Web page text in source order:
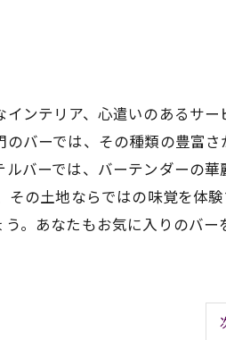
ンテリア、心遣いのあるサー
バーでは、その種類の豊富さ
バーでは、バーテンダーの華
その土地ならではの味覚を体
。あなたもお気に入りのバー